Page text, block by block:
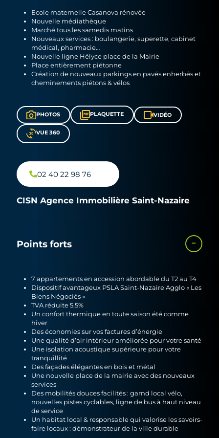
Ecole maternelle Casanova rénovée
Nouvelle médiathèque
Marché tous les samedis matins
Nouveaux services : boulangerie, superette, cabinet
médical, pharmacie…
Nouvelle ligne Hélyce place de la Mairie
Place entièrement piétonne
Création de nouveaux parkings en pavés enherbés et
cheminements piétons & vélos
PHOTOS PLAQUETTE VIDÉO
VUE 360
02 40 22 98 76
CISN Agence Immobilière Saint-Nazaire
Points forts
7 appartements en accession abordable du T2 au T4
Dispositif avantageux PSLA Saint-Nazaire Agglo « Les
Biens Négociés »
TVA réduite 5,5%
Un confort thermique en toute saison été comme
hiver
Des économies sur vos factures d’énergie
Une qualité d’air intérieur améliorée pour votre santé
Une isolation acoustique supérieure pour votre
tranquillité
Des façades élégantes en bois et métal
Une nouvelle place de la mairie avec des nouveaux
services
Des mobilités douces facilités : garnd local vélo,
nouvelles pistes cyclables, ligne de bus à haut niveau
de service
Un habitat local & responsable qui valorise les savoirs-
faire locaux : démonstrateur de la ville durable